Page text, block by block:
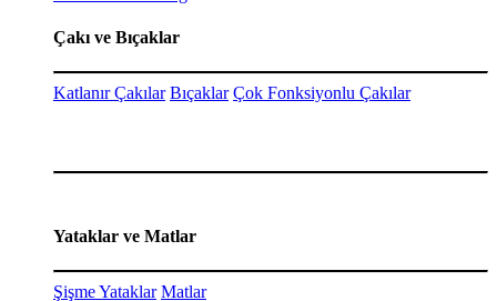
Çakı ve Bıçaklar
Katlanır Çakılar Bıçaklar Çok Fonksiyonlu Çakılar
Yataklar ve Matlar
Şişme Yataklar Matlar